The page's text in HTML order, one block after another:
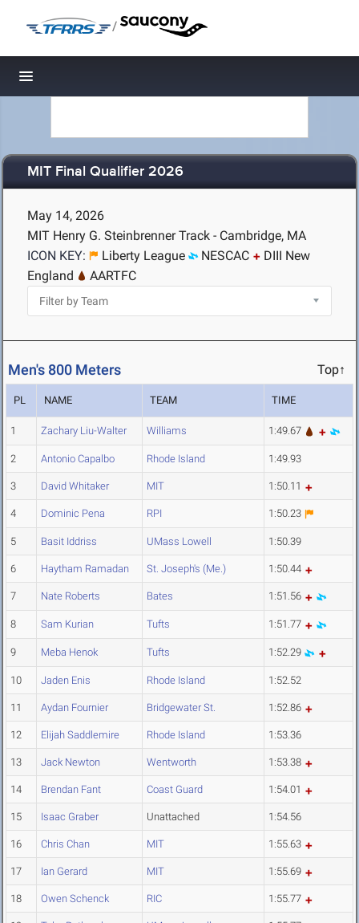
/
Toggle navigation
MIT Final Qualifier 2026
May 14, 2026
MIT Henry G. Steinbrenner Track - Cambridge, MA
ICON KEY:
Liberty League NESCAC
DIII New
England
AARTFC
Men's 800 Meters Top↑
PL NAME TEAM TIME
1 Zachary Liu-Walter Williams 1:49.67
2 Antonio Capalbo Rhode Island 1:49.93
3 David Whitaker MIT 1:50.11
4 Dominic Pena RPI 1:50.23
5 Basit Iddriss UMass Lowell 1:50.39
6 Haytham Ramadan St. Joseph's (Me.) 1:50.44
7 Nate Roberts Bates 1:51.56
8 Sam Kurian Tufts 1:51.77
9 Meba Henok Tufts 1:52.29
10 Jaden Enis Rhode Island 1:52.52
11 Aydan Fournier Bridgewater St. 1:52.86
12 Elijah Saddlemire Rhode Island 1:53.36
13 Jack Newton Wentworth 1:53.38
14 Brendan Fant Coast Guard 1:54.01
15 Isaac Graber Unattached 1:54.56
16 Chris Chan MIT 1:55.63
17 Ian Gerard MIT 1:55.69
18 Owen Schenck RIC 1:55.77